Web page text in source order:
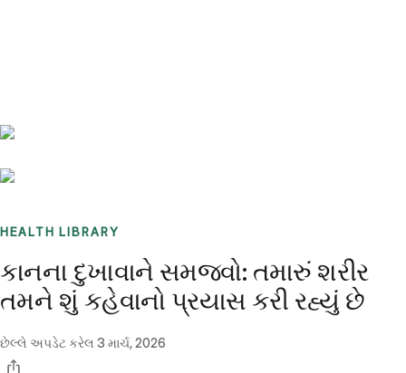
HEALTH LIBRARY
કાનના દુખાવાને સમજવો: તમારું શરીર
તમને શું કહેવાનો પ્રયાસ કરી રહ્યું છે
છેલ્લે અપડેટ કરેલ 3 માર્ચ, 2026